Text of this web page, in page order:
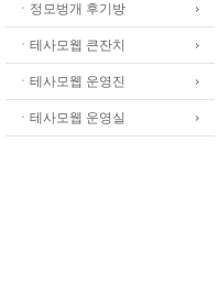
ㆍ정모벙개 후기방
ㆍ테사모웹 큰잔치
ㆍ테사모웹 운영진
ㆍ테사모웹 운영실